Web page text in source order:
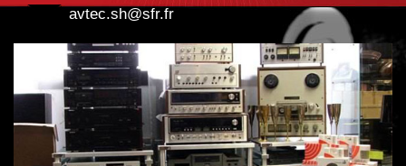
avtec.sh@sfr.fr